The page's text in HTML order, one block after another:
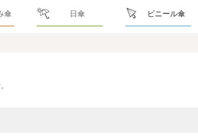
傘 日傘 ビニール傘